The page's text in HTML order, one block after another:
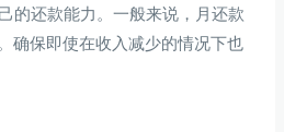
的还款能力。一般来说，月还款
确保即使在收入减少的情况下也